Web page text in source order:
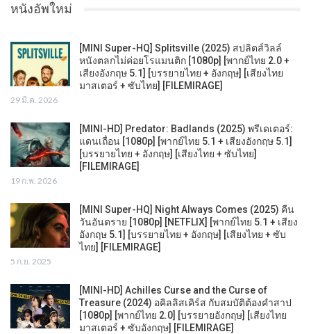
หนังอัพใหม่
[MINI Super-HQ] Splitsville (2025) สปลิตส์วิลล์
หนังตลกไม่ค่อยโรแมนติก [1080p] [พากย์ไทย 2.0 +
เสียงอังกฤษ 5.1] [บรรยายไทย + อังกฤษ] [เสียงไทย
มาสเตอร์ + ซับไทย] [FILEMIRAGE]
29 มี.ค. 2026
[MINI-HD] Predator: Badlands (2025) พรีเดเตอร์:
แดนเถื่อน [1080p] [พากย์ไทย 5.1 + เสียงอังกฤษ 5.1]
[บรรยายไทย + อังกฤษ] [เสียงไทย + ซับไทย]
[FILEMIRAGE]
19 ก.พ. 2026
[MINI Super-HQ] Night Always Comes (2025) คืน
วันอันตราย [1080p] [NETFLIX] [พากย์ไทย 5.1 + เสียง
อังกฤษ 5.1] [บรรยายไทย + อังกฤษ] [เสียงไทย + ซับ
ไทย] [FILEMIRAGE]
5 ก.ย. 2025
[MINI-HD] Achilles Curse and the Curse of
Treasure (2024) อคิลลิสเคิร์ส กับสมบัติต้องคำสาป
[1080p] [พากย์ไทย 2.0] [บรรยายอังกฤษ] [เสียงไทย
มาสเตอร์ + ซับอังกฤษ] [FILEMIRAGE]